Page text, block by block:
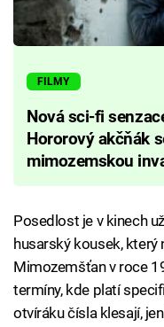
FILMY
Nová sci-fi
Hororový akčňák
mimozemskou
Posedlost je v kinech
husarský kousek, který
Mimozemšťan v roce
termíny, kde platí
otvíráku čísla klesají,